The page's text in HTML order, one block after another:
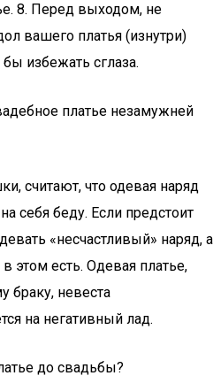
8. Перед выходом, не
вашего платья (изнутри)
избежать сглаза.
платье незамужней
считают, что одевая наряд
себя беду. Если предстоит
«несчастливый» наряд, а
этом есть. Одевая платье,
браку, невеста
на негативный лад.
до свадьбы?